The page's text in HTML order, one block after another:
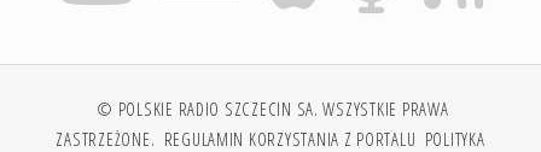
© POLSKIE RADIO SZCZECIN SA. WSZYSTKIE PRAWA
ZASTRZEŻONE. REGULAMIN KORZYSTANIA Z PORTALU POLITYKA